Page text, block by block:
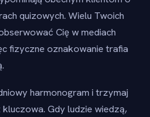
quizowych. Wielu Twoich
Cię w mediach
fizyczne oznakowanie trafia
harmonogram i trzymaj
Gdy ludzie wiedzą,